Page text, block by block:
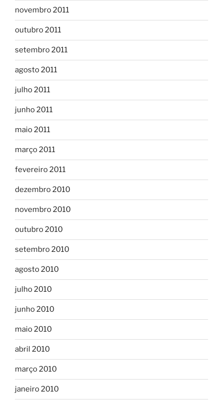
novembro 2011
outubro 2011
setembro 2011
agosto 2011
julho 2011
junho 2011
maio 2011
março 2011
fevereiro 2011
dezembro 2010
novembro 2010
outubro 2010
setembro 2010
agosto 2010
julho 2010
junho 2010
maio 2010
abril 2010
março 2010
janeiro 2010